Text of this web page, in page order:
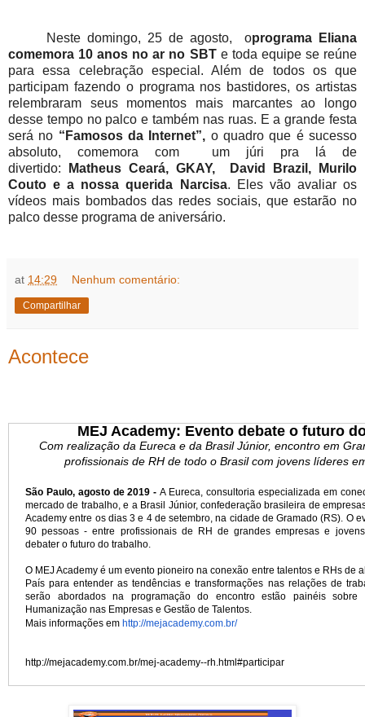
Neste domingo, 25 de agosto, oprograma Eliana
comemora 10 anos no ar no SBT e toda equipe se reúne
para essa celebração especial. Além de todos os que
participam fazendo o programa nos bastidores, os artistas
relembraram seus momentos mais marcantes ao longo
desse tempo no palco e também nas ruas. E a grande festa
será no “Famosos da Internet”, o quadro que é sucesso
absoluto, comemora com um júri pra lá de
divertido:
Matheus Ceará, GKAY, David Brazil, Murilo
Couto e a nossa querida Narcisa. Eles vão avaliar os
vídeos mais bombados das redes sociais, que estarão no
palco desse programa de aniversário.
at 14:29 Nenhum comentário:
Compartilhar
Acontece
MEJ Academy: Evento debate o futuro
Com realização da Eureca e da Brasil Júnior, encontro em
profissionais de RH de todo o Brasil com jovens líderes
São Paulo, agosto de 2019 - A Eureca, consultoria especializada em
mercado de trabalho, e a Brasil Júnior, confederação brasileira de
Academy entre os dias 3 e 4 de setembro, na cidade de Gramado (RS). O
90 pessoas - entre profissionais de RH de grandes empresas e
debater o futuro do trabalho.
O MEJ Academy é um evento pioneiro na conexão entre talentos e RHs de
País para entender as tendências e transformações nas relações de
serão abordados na programação do encontro estão painéis sobre
Humanização nas Empresas e Gestão de Talentos.
Mais informações em http://mejacademy.com.br/
http://mejacademy.com.br/mej-academy--rh.html#participar